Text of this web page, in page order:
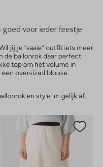
goed voor ieder feestje
jij je "saaie” outfit iets meer
de ballonrok daar perfect
top om het volume in
oversized blouse.
en style 'm gelijk af.